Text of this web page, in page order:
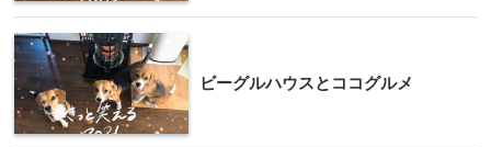
ビーグルハウスとココグルメ